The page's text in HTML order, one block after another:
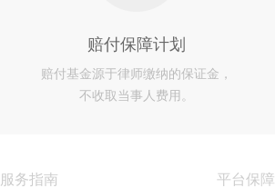
赔付保障计划
赔付基金源于律师缴纳的保证金，
不收取当事人费用。
服务指南 平台保障